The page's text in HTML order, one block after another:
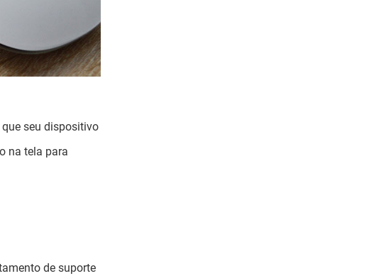
seu dispositivo
na tela para
de suporte